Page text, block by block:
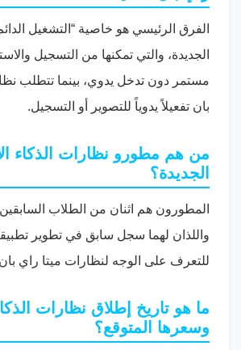
الفرق الرئيسي هو خاصية “التشغيل
الجديدة، والتي تمكنها من التسجيل
مستمر دون تدخل يدوي، بينما تتطلب
بان تفعيلاً يدوياً للتصوير أو التسجيل.
من هم مطورو نظارات الذكاء
الجديدة؟
المطورون هم اثنان من الطلاب
واللذان لهما سجل سابق في تطوير
للتعرف على الوجه لنظارات ميتا راي
ما هو تاريخ إطلاق نظارات
وسعرها المتوقع؟